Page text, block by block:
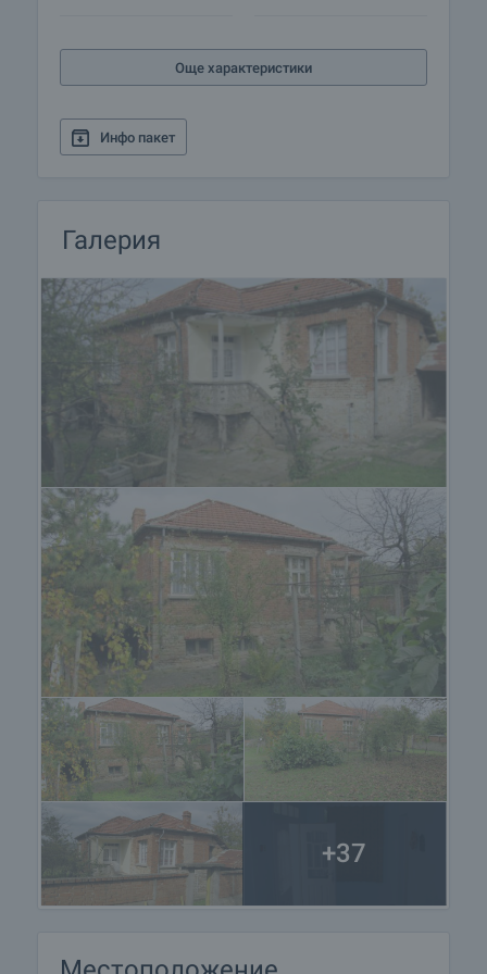
Още характеристики
Инфо пакет
Галерия
+37